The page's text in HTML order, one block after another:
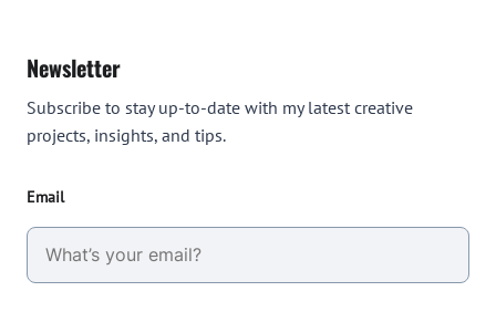
Newsletter
Subscribe to stay up-to-date with my latest creative
projects, insights, and tips.
Email